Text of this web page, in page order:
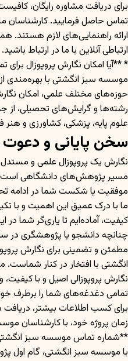
برای دریافت مشاوره رایگان،
تماس حاصل فرمایید. کارشناسان
ارائه راهنمایی‌های لازم هستند.
ارتباطی آنلاین با ما در ارتباط باشید.
* **آیا امکان نگارش پروپوزال
موسسه سبز انگشتی با
حوزه‌های مختلف علمی، امکان
رشته‌ها و گرایش‌های تحصیلی، از
علوم پایه، پزشکی، کشاورزی و هنر
سخن پایانی و
نگارش یک پروپوزال علمی و
مسیر پژوهش‌های دانشگاهی است.
موفقیت یا شکست شما در ادامه
ما با درک عمیق این اهمیت و با
کیفیت، آماده‌ایم تا یاری‌گر شما در
چنانچه دانشجو یا پژوهشگری در
مطمئن و تضمینی برای نگارش
انگشتی با افتخار در کنار شماست.
نگارش پروپوزالی اصیل و با
تمامی دغدغه‌های شما را برطرف
برای کسب اطلاعات بیشتر، دریافت
زمان پروژه خود، با کارشناسان
**شماره تماس موسسه سبز
با موسسه سبز انگشتی، گام اول